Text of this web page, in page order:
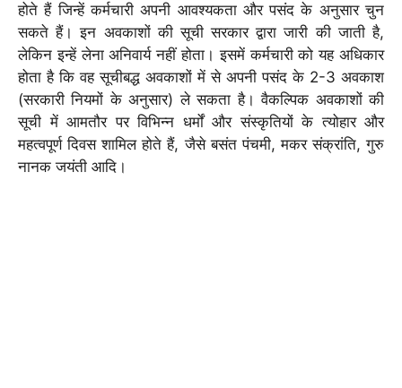
होते हैं जिन्हें कर्मचारी अपनी आवश्यकता और पसंद के अनुसार चुन
सकते हैं। इन अवकाशों की सूची सरकार द्वारा जारी की जाती है,
लेकिन इन्हें लेना अनिवार्य नहीं होता। इसमें कर्मचारी को यह अधिकार
होता है कि वह सूचीबद्ध अवकाशों में से अपनी पसंद के 2-3 अवकाश
(सरकारी नियमों के अनुसार) ले सकता है। वैकल्पिक अवकाशों की
सूची में आमतौर पर विभिन्न धर्मों और संस्कृतियों के त्योहार और
महत्वपूर्ण दिवस शामिल होते हैं, जैसे बसंत पंचमी, मकर संक्रांति, गुरु
नानक जयंती आदि।